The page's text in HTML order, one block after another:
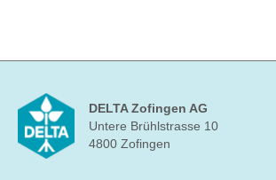
DELTA Zofingen AG
Untere Brühlstrasse 10
4800 Zofingen